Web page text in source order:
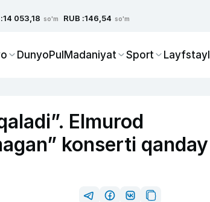
14 053,18 so'm RUB :146,54 so'm
DunyoPulMadaniyat Sport Layfstayl
Elmurod
konserti qanday